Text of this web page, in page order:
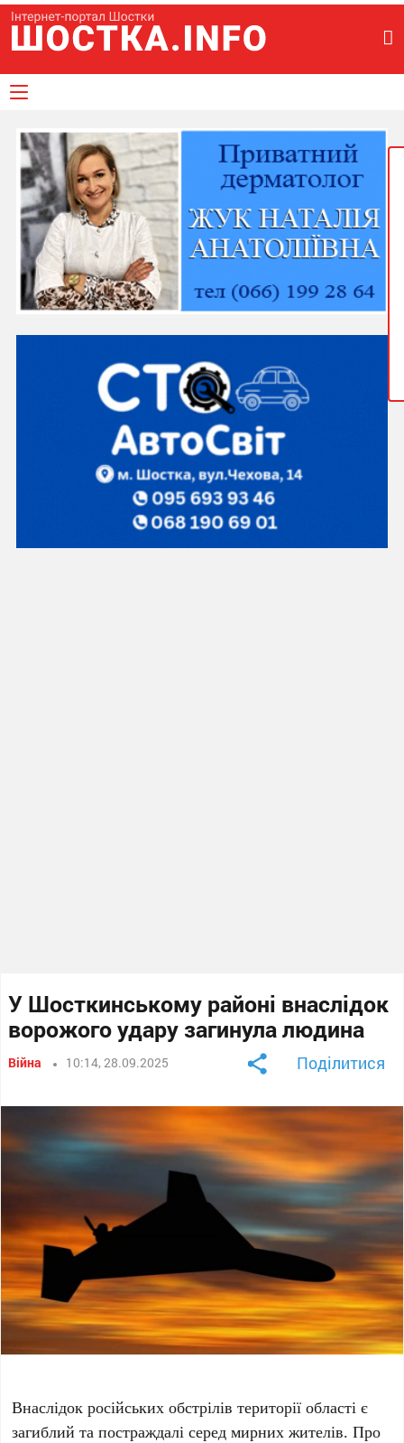
У Шосткинському районі внаслідок
ворожого удару загинула людина
Війна 10:14, 28.09.2025 Поділитися
Внаслідок російських обстрілів території області є
загиблий та постраждалі серед мирних жителів. Про